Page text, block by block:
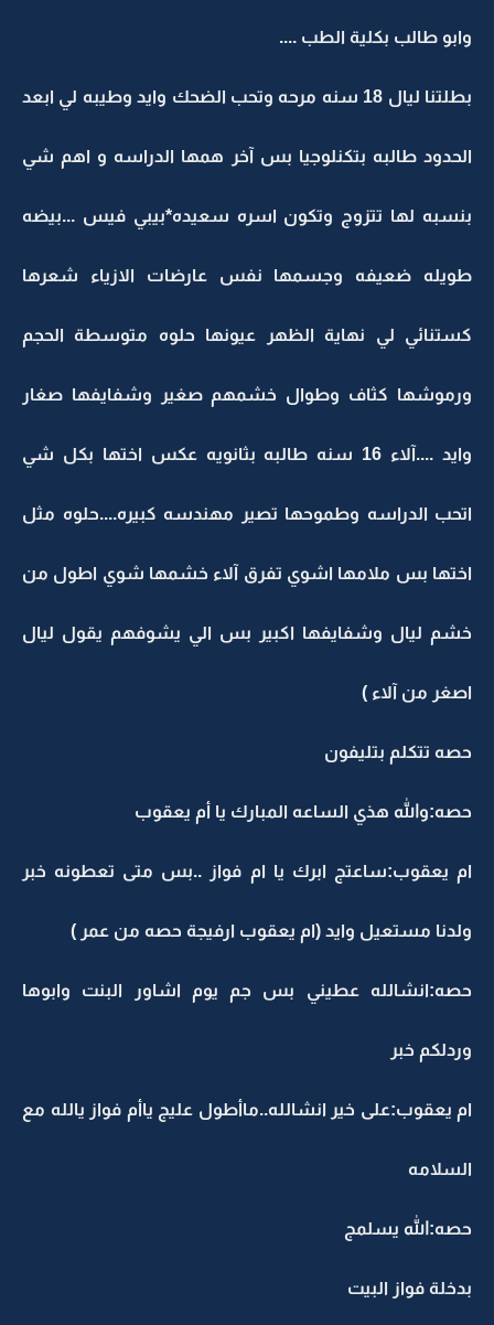
وابو طالب بكلية الطب ....
بطلتنا ليال 18 سنه مرحه وتحب الضحك وايد وطيبه لي ابعد
الحدود طالبه بتكنلوجيا بس آخر همها الدراسه و اهم شي
بنسبه لها تتزوج وتكون اسره سعيده*بيبي فيس ...بيضه
طويله ضعيفه وجسمها نفس عارضات الازياء شعرها
كستنائي لي نهاية الظهر عيونها حلوه متوسطة الحجم
ورموشها كثاف وطوال خشمهم صغير وشفايفها صغار
وايد ....آلاء 16 سنه طالبه بثانويه عكس اختها بكل شي
اتحب الدراسه وطموحها تصير مهندسه كبيره....حلوه مثل
اختها بس ملامها اشوي تفرق آلاء خشمها شوي اطول من
خشم ليال وشفايفها اكبير بس الي يشوفهم يقول ليال
اصغر من آلاء )
حصه تتكلم بتليفون
حصه:والله هذي الساعه المبارك يا أم يعقوب
ام يعقوب:ساعتج ابرك يا ام فواز ..بس متى تعطونه خبر
ولدنا مستعيل وايد (ام يعقوب ارفيجة حصه من عمر )
حصه:انشالله عطيني بس جم يوم اشاور البنت وابوها
وردلكم خبر
ام يعقوب:على خير انشالله..ماأطول عليج ياأم فواز يالله مع
السلامه
حصه:الله يسلمج
بدخلة فواز البيت